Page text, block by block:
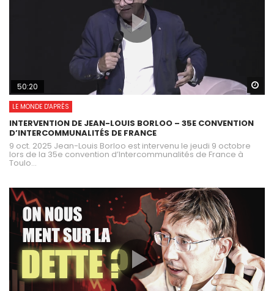
50:20
LE MONDE D'APRÈS
INTERVENTION DE JEAN-LOUIS BORLOO – 35E CONVENTION
D’INTERCOMMUNALITÉS DE FRANCE
9 oct. 2025 Jean-Louis Borloo est intervenu le jeudi 9 octobre
lors de la 35e convention d’Intercommunalités de France à
Toulo...